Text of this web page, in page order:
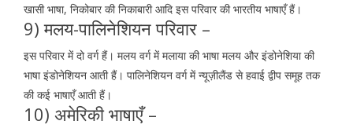
खासी भाषा, निकोबार की निकाबारी आदि इस परिवार की भारतीय भाषाएँ हैं।
9) मलय-पालिनेशियन परिवार –
इस परिवार में दो वर्ग हैं। मलय वर्ग में मलाया की भाषा मलय और इंडोनेशिया की
भाषा इंडोनेशियन आती हैं। पालिनेशियन वर्ग में न्यूज़ीलैंड से हवाई द्वीप समूह तक
की कई भाषाएँ आती हैं।
10) अमेरिकी भाषाएँ –